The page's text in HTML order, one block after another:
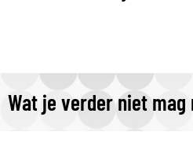
Wat je verder niet mag